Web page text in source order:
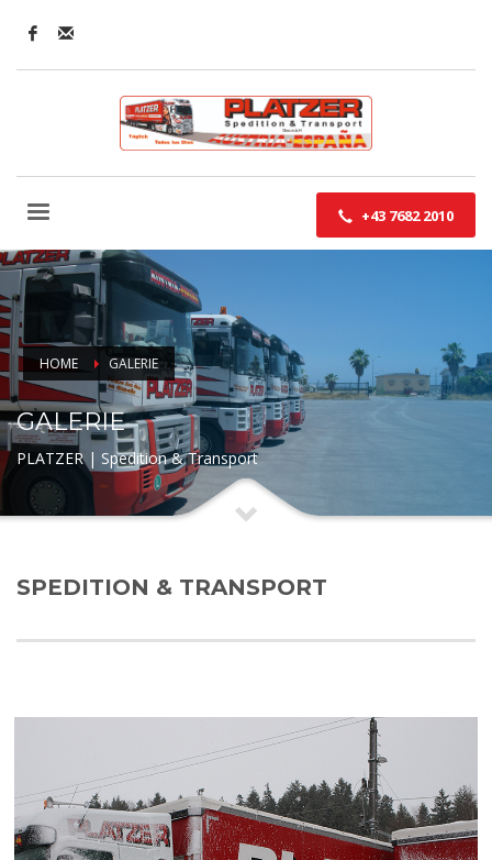
+43 7682 2010
HOME GALERIE
GALERIE
PLATZER | Spedition & Transport
SPEDITION & TRANSPORT